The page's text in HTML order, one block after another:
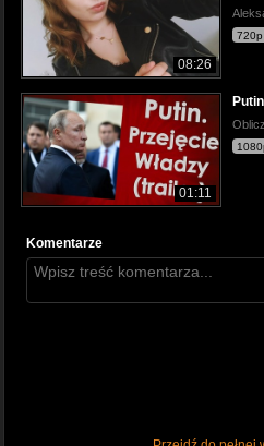
08:26
720p
01:11
Komentarze